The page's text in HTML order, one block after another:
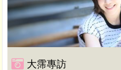
大霈專訪